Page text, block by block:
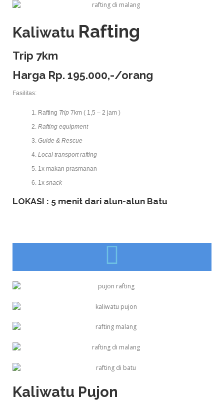
Kaliwatu Rafting
Trip 7km
Harga Rp. 195.000,-/orang
Fasilitas:
Rafting Trip 7km ( 1,5 – 2 jam )
Rafting equipment
Guide & Rescue
Local transport rafting
1x makan prasmanan
1x snack
LOKASI : 5 menit dari alun-alun Batu
Kaliwatu Pujon